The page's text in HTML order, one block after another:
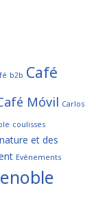
b2b Café
Móvil Carlos
coulisses
et des
Evénements